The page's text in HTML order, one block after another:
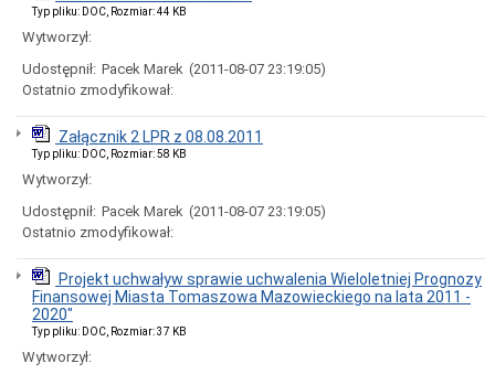
komisji
stałych
doraźnych
Sesje
Miejskiej
Interpelacje
zapytania
radnych
Transmisje
sesji
Imienne
wykazy
głosowań
Typ pliku: DOC, Rozmiar: 44 KB
Wytworzył:
Udostępnił: Pacek Marek (2011-08-07 23:19:05)
Ostatnio zmodyfikował:
Załącznik 2 LPR z 08.08.2011
Typ pliku: DOC, Rozmiar: 58 KB
Wytworzył:
Udostępnił: Pacek Marek (2011-08-07 23:19:05)
Ostatnio zmodyfikował:
Projekt uchwaływ sprawie uchwalenia Wieloletniej Prognozy
Finansowej Miasta Tomaszowa Mazowieckiego na lata 2011 -
2020"
Typ pliku: DOC, Rozmiar: 37 KB
Wytworzył: